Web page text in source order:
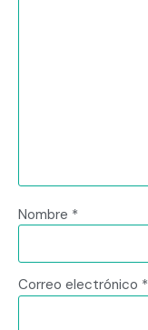
Nombre *
Correo electrónico *